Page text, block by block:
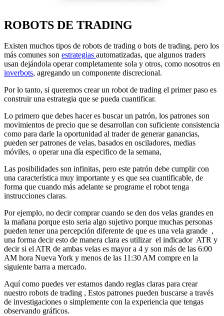
ROBOTS DE TRADING
Existen muchos tipos de robots de trading o bots de trading, pero los
más comunes son estrategias automatizadas, que algunos traders
usan dejándola operar completamente sola y otros, como nosotros en
inverbots, agregando un componente discrecional.
Por lo tanto, si queremos crear un robot de trading el primer paso es
construir una estrategia que se pueda cuantificar.
Lo primero que debes hacer es buscar un patrón, los patrones son
movimientos de precio que se desarrollan con suficiente consistencia
como para darle la oportunidad al trader de generar ganancias,
pueden ser patrones de velas, basados en osciladores, medias
móviles, o operar una día especifico de la semana,
Las posibilidades son infinitas, pero este patrón debe cumplir con
una característica muy importante y es que sea cuantificable, de
forma que cuando más adelante se programe el robot tenga
instrucciones claras.
Por ejemplo, no decir comprar cuando se den dos velas grandes en
la mañana porque esto seria algo sujetivo porque muchas personas
pueden tener una percepción diferente de que es una vela grande ,
una forma decir esto de manera clara es utilizar el indicador ATR y
decir si el ATR de ambas velas es mayor a 4 y son más de las 6:00
AM hora Nueva York y menos de las 11:30 AM compre en la
siguiente barra a mercado.
Aquí como puedes ver estamos dando reglas claras para crear
nuestro robots de trading , Estos patrones pueden buscarse a través
de investigaciones o simplemente con la experiencia que tengas
observando gráficos.